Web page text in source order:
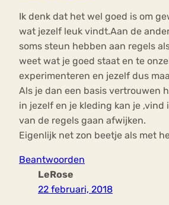
Ik denk dat het wel goed is om
wat jezelf leuk vindt.Aan de
soms steun hebben aan regels
weet wat je goed staat en te
experimenteren en jezelf dus
Als je dan een basis vertrouwen
in jezelf en je kleding kan je ,vind
van de regels gaan afwijken.
Eigenlijk net zon beetje als met
Beantwoorden
LeRose
22 februari, 2018